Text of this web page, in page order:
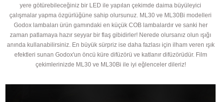
yere götürebileceğiniz bir LED ile yapılan çekimde daima büyüleyici
çalışmalar yapma özgürlüğüne sahip olursunuz. ML30 ve ML30Bi modelleri
Godox lambaları ürün gamındaki en küçük COB lambalardır ve sanki her
zaman patlamaya hazır seyyar bir flaş gibidirler! Nerede olursanız olun ışığı
anında kullanabilirsiniz. En büyük sürpriz ise daha fazlası için ilham veren ışık
efektleri sunan Godox'un öncü küre difüzörü ve katlanır difüzörüdür. Film
çekimlerinizde ML30 ve ML30Bi ile iyi eğlenceler dileriz!